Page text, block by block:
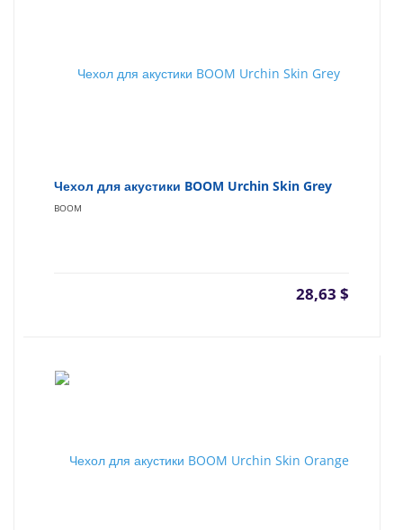
Чехол для акустики BOOM Urchin Skin Grey
BOOM
28,63 $